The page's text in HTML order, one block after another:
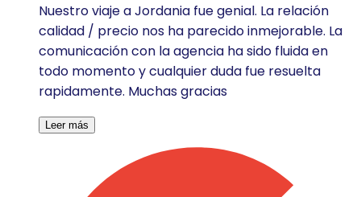
Nuestro viaje a Jordania fue genial. La relación
calidad / precio nos ha parecido inmejorable. La
comunicación con la agencia ha sido fluida en
todo momento y cualquier duda fue resuelta
rapidamente. Muchas gracias
Leer más